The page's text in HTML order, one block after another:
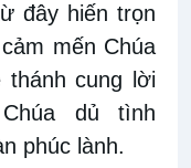
đây hiến trọn
mến Chúa
thánh cung lời
dủ tình
phúc lành.